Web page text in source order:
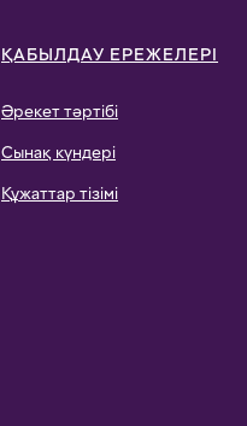
ҚАБЫЛДАУ ЕРЕЖЕЛЕРІ
Әрекет тәртібі
Сынақ күндері
Құжаттар тізімі